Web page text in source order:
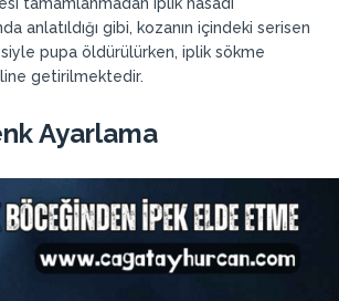
anlatıldığı gibi, kozanın içindeki serisen
pupa öldürülürken, iplik sökme
getirilmektedir.
Ayarlama